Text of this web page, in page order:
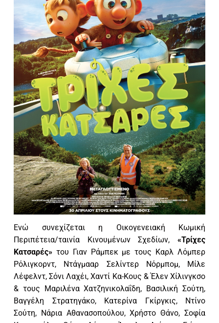
Ενώ συνεχίζεται η Οικογενειακή Κωμική
Περιπέτεια/ταινία Κινουμένων Σχεδίων, «Τρίχες
Κατσαρές» του Γιαν Ράμπεκ με τους Καρλ Λόμπερ
Ρόλιγκορντ, Ντάγμααρ Σελίντερ Νόρμπομ, Μίλε
Λέφελντ, Σόνι Λαχέι, Χαντί Κα-Κους & Έλεν Χίλινγκσο
& τους Μαριλένα Χατζηνικολαΐδη, Βασιλική Σούτη,
Βαγγέλη Στρατηγάκο, Κατερίνα Γκίργκις, Ντίνο
Σούτη, Νάρια Αθανασοπούλου, Χρήστο Θάνο, Σοφία